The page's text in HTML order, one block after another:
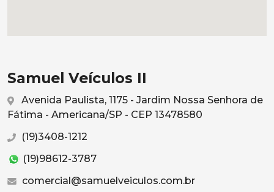
Samuel Veículos II
Avenida Paulista, 1175 - Jardim Nossa Senhora de
Fátima - Americana/SP - CEP 13478580
(19)3408-1212
(19)98612-3787
comercial@samuelveiculos.com.br